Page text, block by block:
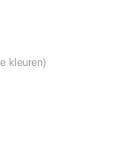
kleuren)